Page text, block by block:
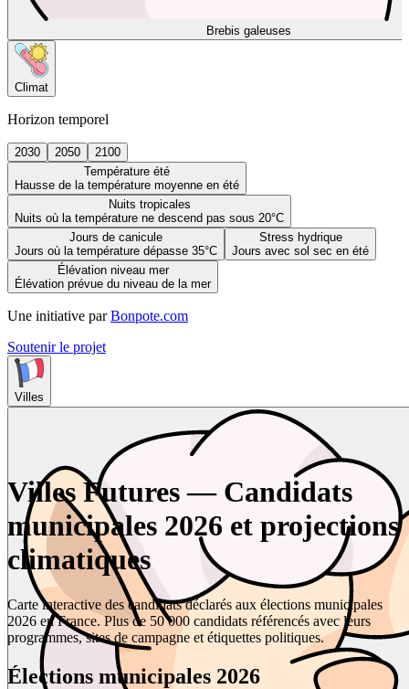
Brebis galeuses
Climat
Horizon temporel
2030 2050
2100
Température été
Hausse de la température moyenne en été
Nuits tropicales
Nuits où la température ne descend pas sous 20°C
Jours de canicule
Jours où la température dépasse 35°C
Stress hydrique
Jours avec sol sec en été
Élévation niveau mer
Élévation prévue du niveau de la mer
Une initiative par Bonpote.com
Soutenir le projet
Villes
Villes Futures — Candidats
municipales 2026 et projections
climatiques
Carte interactive des candidats déclarés aux élections municipales
2026 en France. Plus de 50 000 candidats référencés avec leurs
programmes, sites de campagne et étiquettes politiques.
Élections municipales 2026